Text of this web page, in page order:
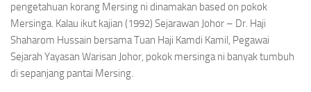
pengetahuan korang Mersing ni dinamakan based on pokok
Mersinga. Kalau ikut kajian (1992) Sejarawan Johor – Dr. Haji
Shaharom Hussain bersama Tuan Haji Kamdi Kamil, Pegawai
Sejarah Yayasan Warisan Johor, pokok mersinga ni banyak tumbuh
di sepanjang pantai Mersing.